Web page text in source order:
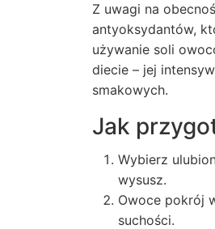
Z uwagi na
antyoksydantów,
używanie soli
diecie – jej
smakowych.
Jak
Wybierz
wysusz.
Owoce pokrój
suchości.